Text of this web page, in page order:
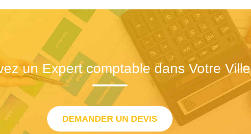
un Expert comptable dans Votre Ville
DEMANDER UN DEVIS